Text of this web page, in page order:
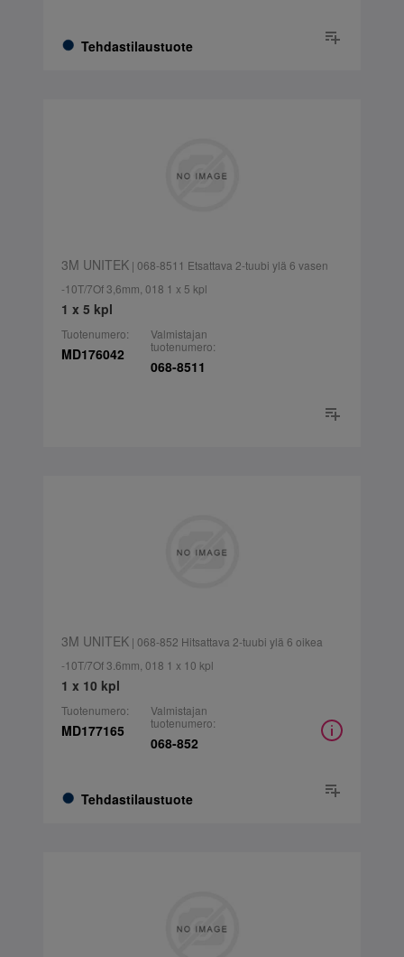
Tehdastilaustuote
3M UNITEK| 068-8511 Etsattava 2-tuubi ylä 6 vasen
-10T/7Of 3,6mm, 018 1 x 5 kpl
1 x 5 kpl
Tuotenumero:
MD176042
Valmistajan
tuotenumero:
068-8511
3M UNITEK| 068-852 Hitsattava 2-tuubi ylä 6 oikea
-10T/7Of 3.6mm, 018 1 x 10 kpl
1 x 10 kpl
Tuotenumero:
MD177165
Tehdastilaustuote
Valmistajan
tuotenumero:
068-852